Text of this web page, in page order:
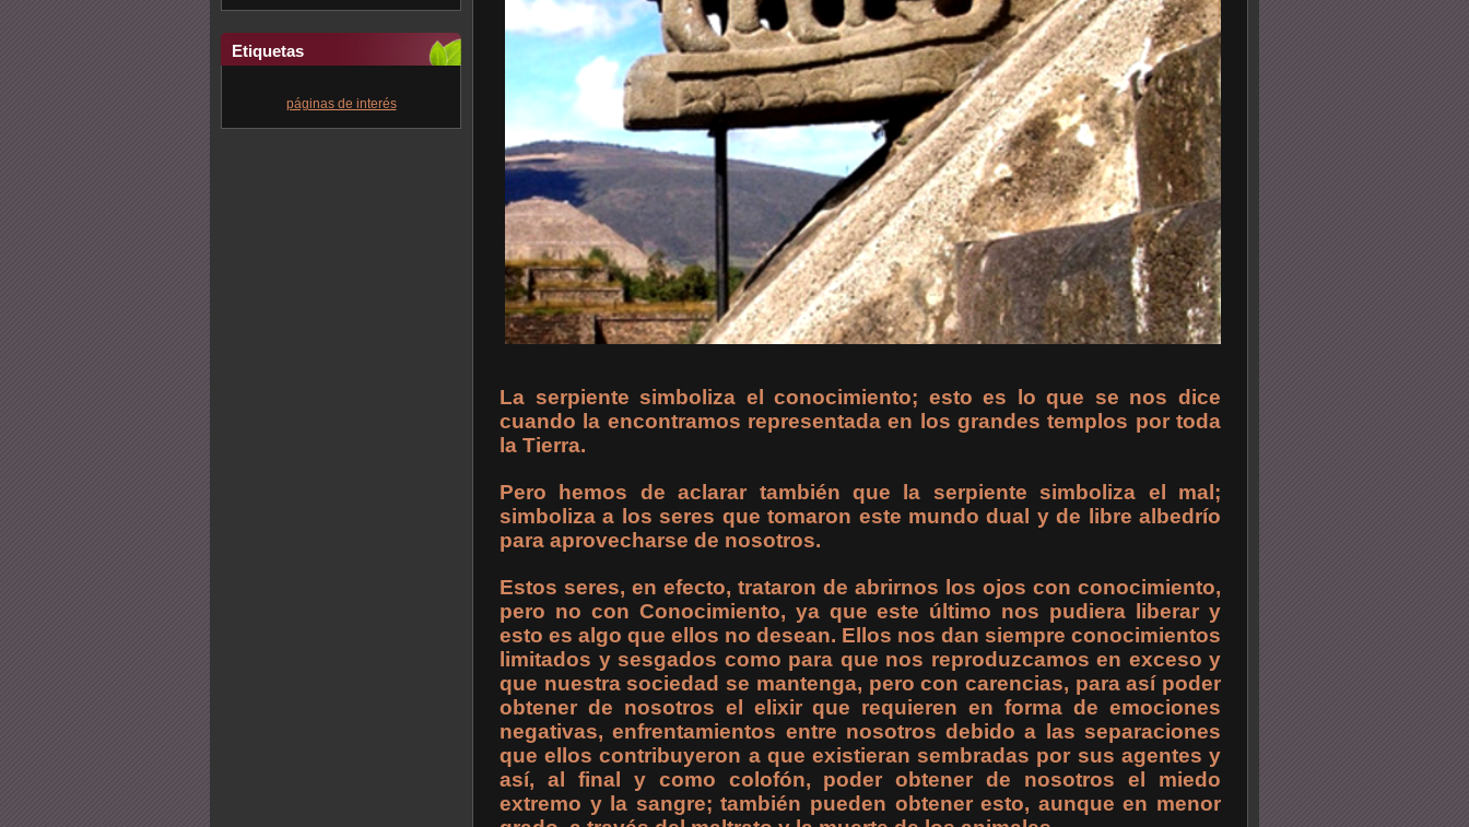
Etiquetas
páginas de interés
La serpiente simboliza el conocimiento; esto es lo que se nos dice
cuando la encontramos representada en los grandes templos por toda
la Tierra.
Pero hemos de aclarar también que la serpiente simboliza el mal;
simboliza a los seres que tomaron este mundo dual y de libre albedrío
para aprovecharse de nosotros.
Estos seres, en efecto, trataron de abrirnos los ojos con conocimiento,
pero no con Conocimiento, ya que este último nos pudiera liberar y
esto es algo que ellos no desean. Ellos nos dan siempre conocimientos
limitados y sesgados como para que nos reproduzcamos en exceso y
que nuestra sociedad se mantenga, pero con carencias, para así poder
obtener de nosotros el elixir que requieren en forma de emociones
negativas, enfrentamientos entre nosotros debido a las separaciones
que ellos contribuyeron a que existieran sembradas por sus agentes y
así, al final y como colofón, poder obtener de nosotros el miedo
extremo y la sangre; también pueden obtener esto, aunque en menor